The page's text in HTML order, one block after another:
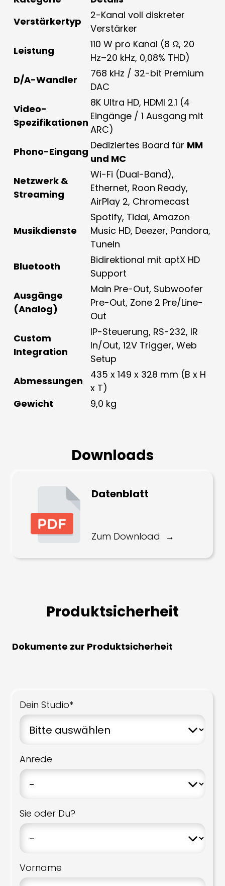
Verstärkertyp
2-Kanal voll diskreter
Verstärker
Leistung
110 W pro Kanal (8 Ω, 20
Hz–20 kHz, 0,08% THD)
D/A-Wandler
768 kHz / 32-bit Premium
DAC
Video-
Spezifikationen
8K Ultra HD, HDMI 2.1 (4
Eingänge / 1 Ausgang mit
ARC)
Phono-Eingang
Dediziertes Board für MM
und MC
Netzwerk &
Streaming
Wi-Fi (Dual-Band),
Ethernet, Roon Ready,
AirPlay 2, Chromecast
Musikdienste
Spotify, Tidal, Amazon
Music HD, Deezer, Pandora,
TuneIn
Bluetooth
Bidirektional mit aptX HD
Support
Ausgänge
(Analog)
Main Pre-Out, Subwoofer
Pre-Out, Zone 2 Pre/Line-
Out
Custom
Integration
IP-Steuerung, RS-232, IR
In/Out, 12V Trigger, Web
Setup
Abmessungen
435 x 149 x 328 mm (B x H
x T)
Gewicht
9,0 kg
Downloads
Datenblatt
Zum Download
Produktsicherheit
Dokumente zur Produktsicherheit
Dein Studio*
Anrede
Sie oder Du?
Vorname